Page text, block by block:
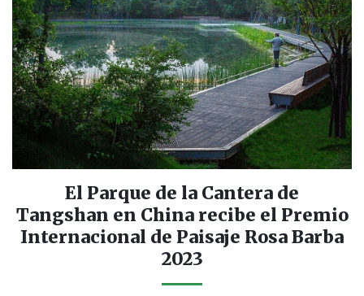
El Parque de la Cantera de
Tangshan en China recibe el Premio
Internacional de Paisaje Rosa Barba
2023